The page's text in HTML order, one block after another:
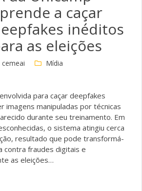
a caçar
inéditos
as eleições
cemeai Mídia
para caçar deepfakes
imagens manipuladas por técnicas
durante seu treinamento. Em
o sistema atingiu cerca
resultado que pode transformá-
contra fraudes digitais e
as eleições…